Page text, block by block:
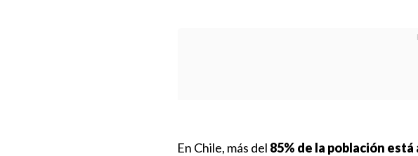
En Chile, más del 85% de la población está